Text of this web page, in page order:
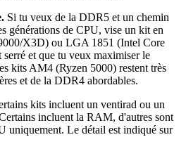
Si tu veux de la DDR5 et un chemin
générations de CPU, vise un kit en
X3D) ou LGA 1851 (Intel Core
et que tu veux maximiser le
kits AM4 (Ryzen 5000) restent très
et de la DDR4 abordables.
kits incluent un ventirad ou un
incluent la RAM, d'autres sont
uniquement. Le détail est indiqué sur